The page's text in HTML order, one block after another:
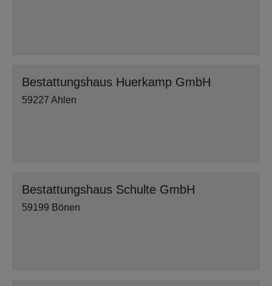
Bestattungshaus Huerkamp GmbH
59227 Ahlen
Bestattungshaus Schulte GmbH
59199 Bönen